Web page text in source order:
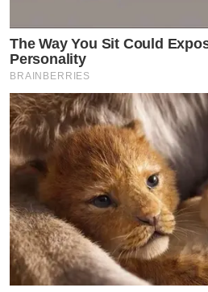
The Way You Sit Could
Personality
BRAINBERRIES